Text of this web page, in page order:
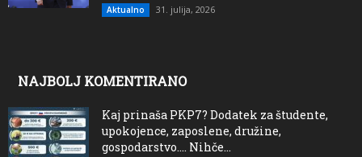
Aktualno 31. julija, 2026
NAJBOLJ KOMENTIRANO
Kaj prinaša PKP7? Dodatek za študente,
upokojence, zaposlene, družine,
gospodarstvo…. Nihče...